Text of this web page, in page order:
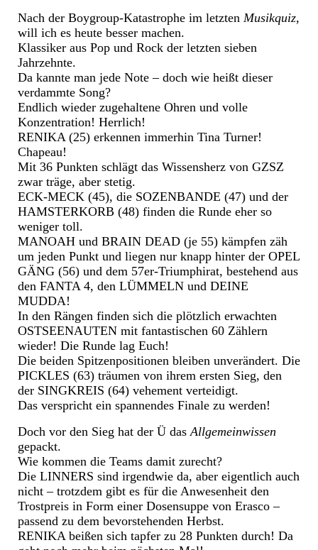
Nach der Boygroup-Katastrophe im letzten Musikquiz,
will ich es heute besser machen.
Klassiker aus Pop und Rock der letzten sieben
Jahrzehnte.
Da kannte man jede Note – doch wie heißt dieser
verdammte Song?
Endlich wieder zugehaltene Ohren und volle
Konzentration! Herrlich!
RENIKA (25) erkennen immerhin Tina Turner!
Chapeau!
Mit 36 Punkten schlägt das Wissensherz von GZSZ
zwar träge, aber stetig.
ECK-MECK (45), die SOZENBANDE (47) und der
HAMSTERKORB (48) finden die Runde eher so
weniger toll.
MANOAH und BRAIN DEAD (je 55) kämpfen zäh
um jeden Punkt und liegen nur knapp hinter der OPEL
GÄNG (56) und dem 57er-Triumphirat, bestehend aus
den FANTA 4, den LÜMMELN und DEINE
MUDDA!
In den Rängen finden sich die plötzlich erwachten
OSTSEENAUTEN mit fantastischen 60 Zählern
wieder! Die Runde lag Euch!
Die beiden Spitzenpositionen bleiben unverändert. Die
PICKLES (63) träumen von ihrem ersten Sieg, den
der SINGKREIS (64) vehement verteidigt.
Das verspricht ein spannendes Finale zu werden!
Doch vor den Sieg hat der Ü dasAllgemeinwissen
gepackt.
Wie kommen die Teams damit zurecht?
Die LINNERS sind irgendwie da, aber eigentlich auch
nicht – trotzdem gibt es für die Anwesenheit den
Trostpreis in Form einer Dosensuppe von Erasco –
passend zu dem bevorstehenden Herbst.
RENIKA beißen sich tapfer zu 28 Punkten durch! Da